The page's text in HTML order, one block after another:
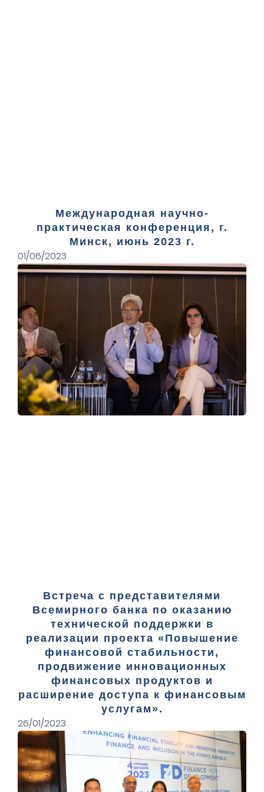
Международная научно-
практическая конференция, г.
Минск, июнь 2023 г.
01/06/2023
Встреча с представителями
Всемирного банка по оказанию
технической поддержки в
реализации проекта «Повышение
финансовой стабильности,
продвижение инновационных
финансовых продуктов и
расширение доступа к финансовым
услугам».
26/01/2023